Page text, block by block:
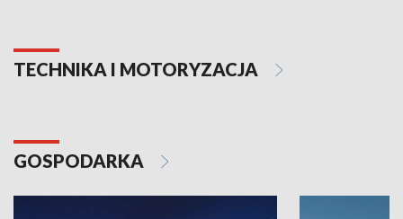
TECHNIKA I MOTORYZACJA
GOSPODARKA